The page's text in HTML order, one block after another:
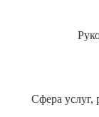
Сфера услуг,